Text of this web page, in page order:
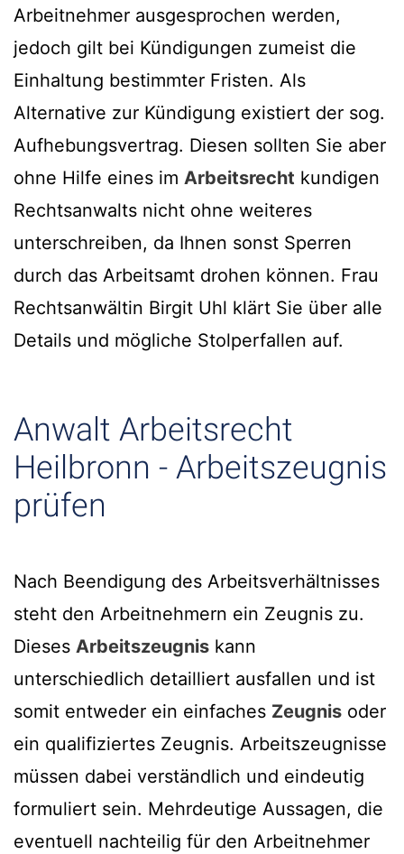
Arbeitnehmer ausgesprochen werden,
jedoch gilt bei Kündigungen zumeist die
Einhaltung bestimmter Fristen. Als
Alternative zur Kündigung existiert der sog.
Aufhebungsvertrag. Diesen sollten Sie aber
ohne Hilfe eines im Arbeitsrecht kundigen
Rechtsanwalts nicht ohne weiteres
unterschreiben, da Ihnen sonst Sperren
durch das Arbeitsamt drohen können. Frau
Rechtsanwältin Birgit Uhl klärt Sie über alle
Details und mögliche Stolperfallen auf.
Anwalt Arbeitsrecht
Heilbronn - Arbeitszeugnis
prüfen
Nach Beendigung des Arbeitsverhältnisses
steht den Arbeitnehmern ein Zeugnis zu.
Dieses Arbeitszeugnis kann
unterschiedlich detailliert ausfallen und ist
somit entweder ein einfaches Zeugnis oder
ein qualifiziertes Zeugnis. Arbeitszeugnisse
müssen dabei verständlich und eindeutig
formuliert sein. Mehrdeutige Aussagen, die
eventuell nachteilig für den Arbeitnehmer